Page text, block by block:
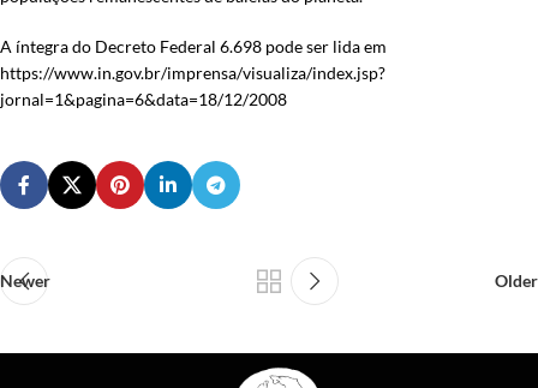
A íntegra do Decreto Federal 6.698 pode ser lida em
https://www.in.gov.br/imprensa/visualiza/index.jsp?
jornal=1&pagina=6&data=18/12/2008
Newer Older